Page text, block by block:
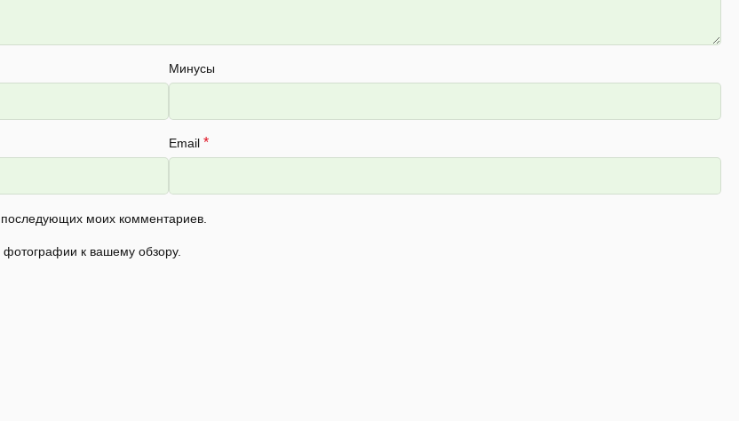
Минусы
Email *
моих комментариев.
фотографии к вашему обзору.